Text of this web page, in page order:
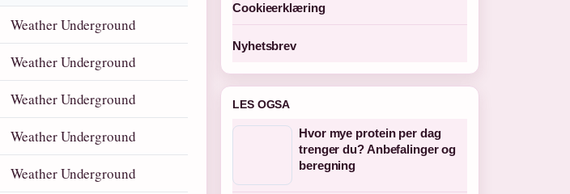
Weather Underground
Weather Underground
Weather Underground
Weather Underground
Weather Underground
Cookieerklæring
Nyhetsbrev
LES OGSA
Hvor mye protein per dag
trenger du? Anbefalinger og
beregning